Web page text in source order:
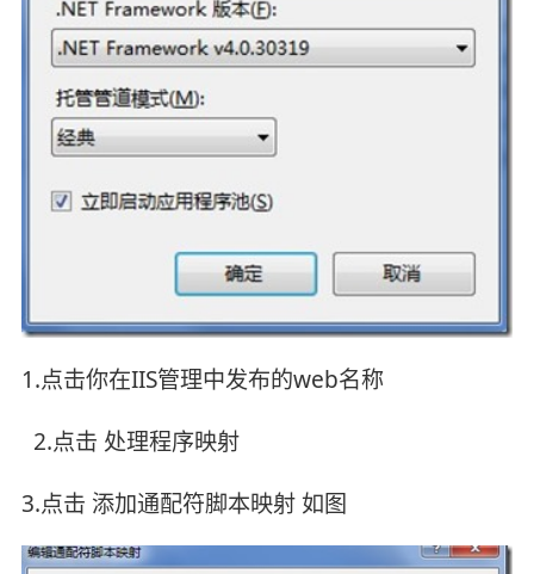
1.点击你在IIS管理中发布的web名称
2.点击 处理程序映射
3.点击 添加通配符脚本映射 如图